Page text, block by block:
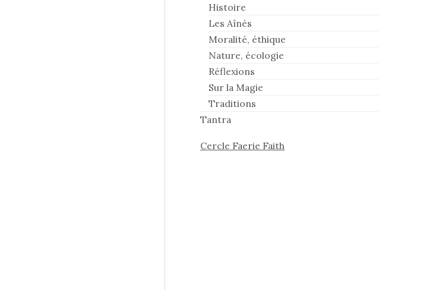
Histoire
Les Aînés
Moralité, éthique
Nature, écologie
Réflexions
Sur la Magie
Traditions
Tantra
Cercle Faerie Faith